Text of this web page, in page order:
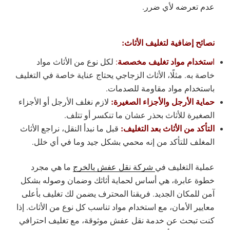
عدم تعرضه لأي ضرر.
نصائح إضافية لتغليف الأثاث:
استخدام مواد تغليف مخصصة: لكل نوع من الأثاث مواد
خاصة به. مثلًا، الأثاث الزجاجي يحتاج عناية خاصة في التغليف
باستخدام مواد مقاومة للصدمات.
حماية الأرجل والأجزاء الصغيرة: لازم نغلف الأرجل أو الأجزاء
الصغيرة للأثاث بحذر عشان ما تنكسر أو تتلف.
التأكد من الأثاث بعد التغليف: قبل ما نبدأ النقل، نراجع الأثاث
المغلف للتأكد من إنه محمي بشكل جيد وما في أي خلل.
عملية التغليف في شركة نقل عفش بالخرج ما هي مجرد
خطوة عابرة، هي أساس لحماية أثاثك وضمان وصوله بشكل
آمن للمكان الجديد. فريقنا المحترف يضمن لك تغليف بأعلى
معايير الأمان، مع استخدام مواد تناسب كل نوع من الأثاث. إذا
كنت تبحث عن خدمة نقل عفش موثوقة، مع تغليف احترافي